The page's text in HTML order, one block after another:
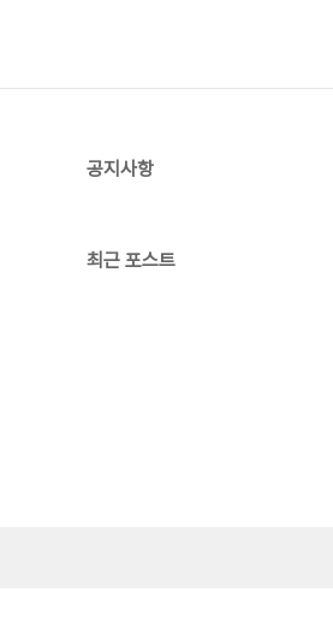
공지사항
최근 포스트